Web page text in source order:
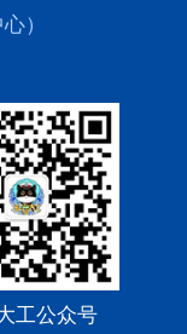
）
工公众号